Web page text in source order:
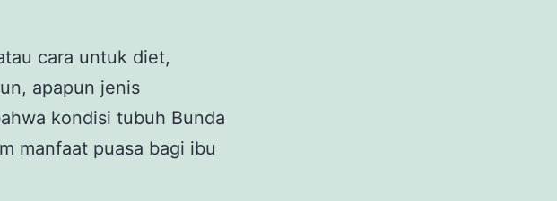
cara untuk diet,
apapun jenis
kondisi tubuh Bunda
manfaat puasa bagi ibu